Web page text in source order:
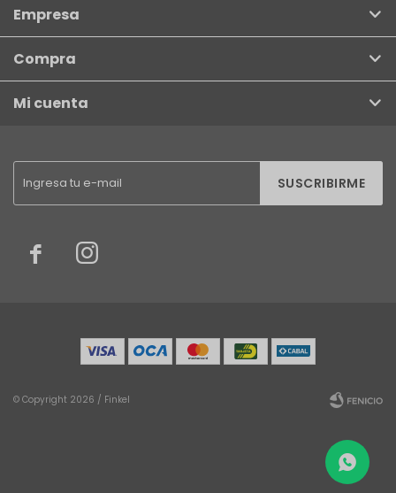
SUSCRIBIRME
 
Empresa
Compra
Mi cuenta
© Copyright 2026 / Finkel